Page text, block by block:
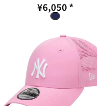
¥6,050 *